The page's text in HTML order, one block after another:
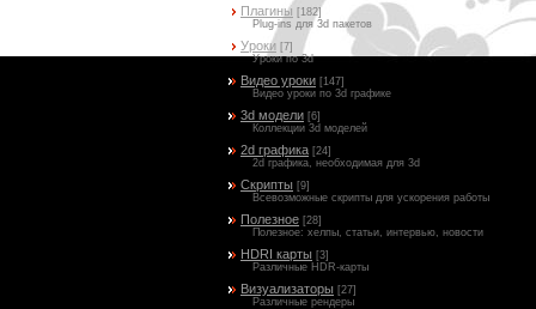
Плагины [182]
Plug-ins для 3d пакетов
Уроки [7]
Уроки по 3d
Видео уроки [147]
Видео уроки по 3d графике
3d модели [6]
Коллекции 3d моделей
2d графика [24]
2d графика, необходимая для 3d
Скрипты [9]
Всевозможные скрипты для ускорения работы
Полезное [28]
Полезное: хелпы, статьи, интервью, новости
HDRI карты [3]
Различные HDR-карты
Визуализаторы [27]
Различные рендеры